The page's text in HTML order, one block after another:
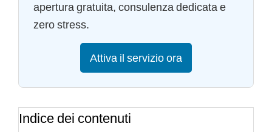
apertura gratuita, consulenza dedicata e
zero stress.
Attiva il servizio ora
Indice dei contenuti